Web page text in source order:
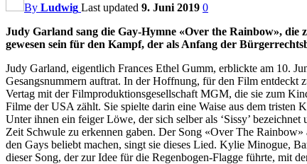
By Ludwig Last updated 9. Juni 2019 0
Judy Garland sang die Gay-Hymne «Over the Rainbow»,
gewesen sein für den Kampf, der als Anfang der
Judy Garland, eigentlich Frances Ethel Gumm, erblickte am 10.
Gesangsnummern auftrat. In der Hoffnung, für den Film
Vertag mit der Filmproduktionsgesellschaft MGM, die sie zum
Filme der USA zählt. Sie spielte darin eine Waise aus dem tristen
Unter ihnen ein feiger Löwe, der sich selber als ‘Sissy’
Zeit Schwule zu erkennen gaben. Der Song «Over The
den Gays beliebt machen, singt sie dieses Lied. Kylie Minogue,
dieser Song, der zur Idee für die Regenbogen-Flagge führte, mit